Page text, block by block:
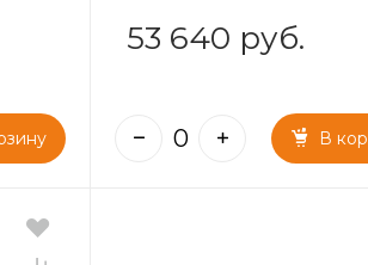
53 640 руб.
В